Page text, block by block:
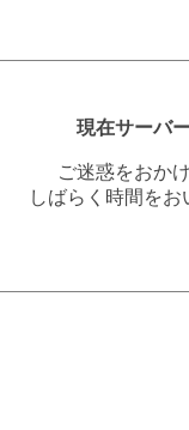
現在サーバ
ご迷惑をおか
しばらく時間を